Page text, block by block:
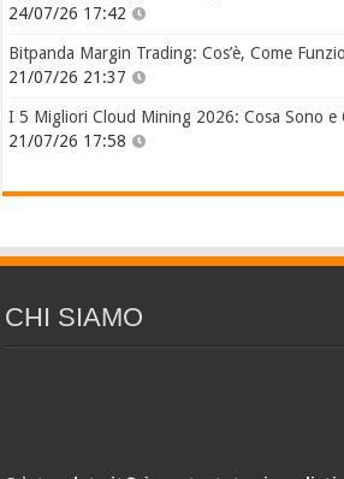
24/07/26 17:42
Bitpanda Margin Trading: Cos’è, Come
21/07/26 21:37
I 5 Migliori Cloud Mining 2026: Cosa Sono e
21/07/26 17:58
CHI SIAMO